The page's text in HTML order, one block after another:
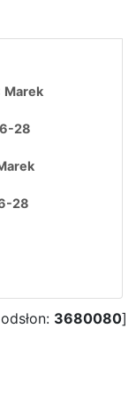
Marek
28
28
3680080]